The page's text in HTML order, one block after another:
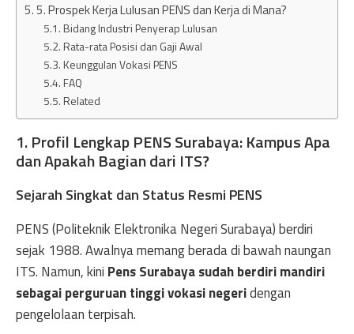
5. Prospek Kerja Lulusan PENS dan Kerja di Mana?
Bidang Industri Penyerap Lulusan
Rata-rata Posisi dan Gaji Awal
Keunggulan Vokasi PENS
FAQ
Related
1. Profil Lengkap PENS Surabaya: Kampus Apa
dan Apakah Bagian dari ITS?
Sejarah Singkat dan Status Resmi PENS
PENS (Politeknik Elektronika Negeri Surabaya) berdiri
sejak 1988. Awalnya memang berada di bawah naungan
ITS. Namun, kini Pens Surabayasudah berdiri mandiri
sebagai perguruan tinggi vokasi negeridengan
pengelolaan terpisah.